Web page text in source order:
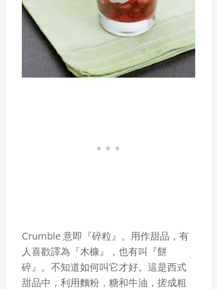
Crumble 意即『碎粒』。用作甜品，有
人喜歡譯為『木槺』，也有叫『餅
碎』。不知道如何叫它才好。這是西式
甜品中，利用麵粉，糖和牛油，搓成粗